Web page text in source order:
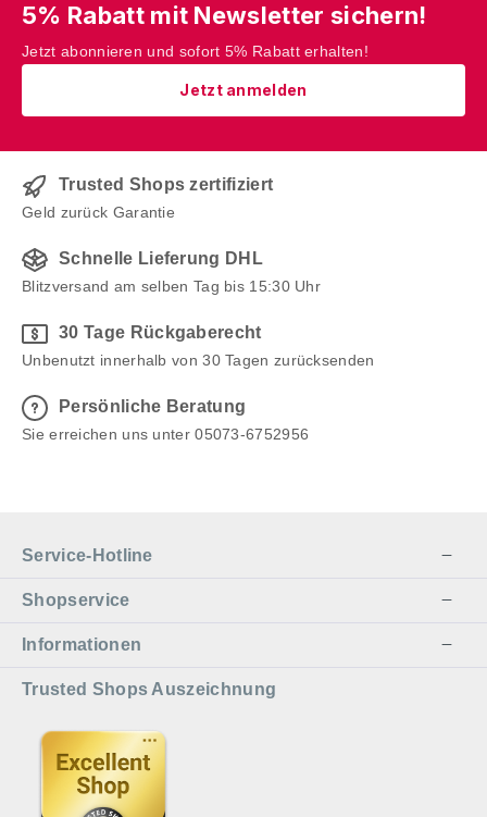
5% Rabatt mit Newsletter sichern!
Jetzt abonnieren und sofort 5% Rabatt erhalten!
Jetzt anmelden
Trusted Shops zertifiziert
Geld zurück Garantie
Schnelle Lieferung DHL
Blitzversand am selben Tag bis 15:30 Uhr
30 Tage Rückgaberecht
Unbenutzt innerhalb von 30 Tagen zurücksenden
Persönliche Beratung
Sie erreichen uns unter 05073-6752956
Service-Hotline
Shopservice
Informationen
Trusted Shops Auszeichnung